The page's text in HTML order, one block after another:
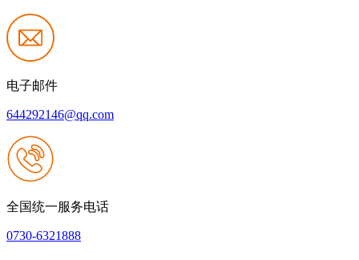
电子邮件
644292146@qq.com
全国统一服务电话
0730-6321888